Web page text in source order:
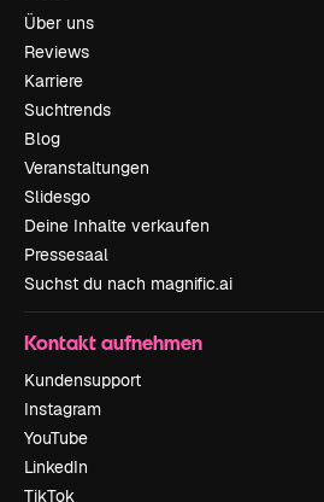
Über uns
Reviews
Karriere
Suchtrends
Blog
Veranstaltungen
Slidesgo
Deine Inhalte verkaufen
Pressesaal
Suchst du nach magnific.ai
Kontakt aufnehmen
Kundensupport
Instagram
YouTube
LinkedIn
TikTok